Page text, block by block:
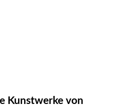
Kunstwerke von